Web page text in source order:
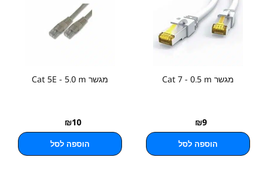
מגשר Cat 7 - 0.5 m
₪9
הוספה לסל
מגשר Cat 5E - 5.0 m
₪10
הוספה לסל